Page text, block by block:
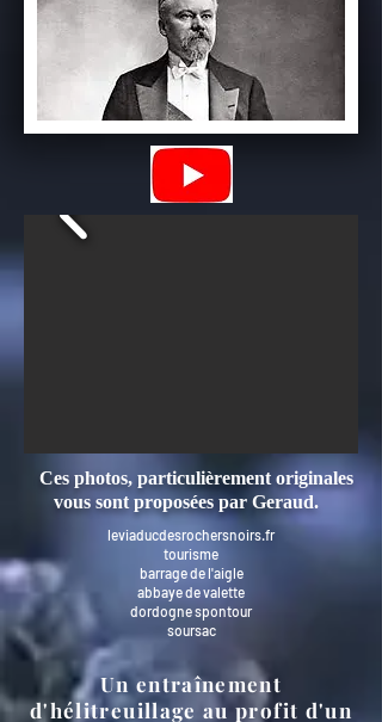
Ces photos, particulièrement originales
vous sont proposées par Geraud.
leviaducdesrochersnoirs.fr
tourisme
barrage de l'aigle
abbaye de valette
dordogne spontour
soursac
Un entraînement
d'hélitreuillage au profit d'un